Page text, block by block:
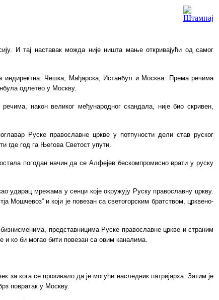
И тај наставак можда није ништа мање откривајући од самог
индиректна: Чешка, Мађарска, Истанбул и Москва. Према речима
одлетео у Москву.
након великог међународног скандала, није био скривен,
Руске православне цркве у потпуности дели став руског
где год га Његова Светост упути.
погодан начин да се Алфејев бескомпромисно врати у руску
ударац мрежама у сенци које окружују Руску православну цркву.
Мошчевоз“ и који је повезан са светогорским братством, црквено-
представницима Руске православне цркве и страним
и ко би могао бити повезан са овим каналима.
за кога се прозивало да је могући наследник патријарха. Затим је
повратак у Москву.